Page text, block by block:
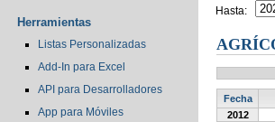
Herramientas
Listas Personalizadas
Add-In para Excel
API para Desarrolladores
App para Móviles
Hasta:
Fecha
2012